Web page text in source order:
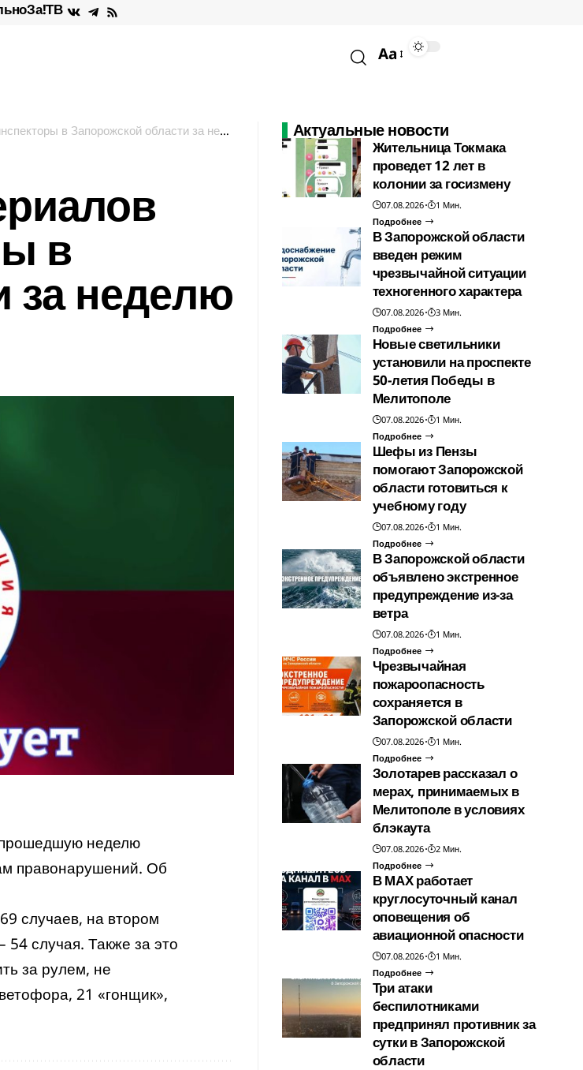
За!ТВ
Aa
в Запорожской области за неделю
в
за неделю
прошедшую неделю
правонарушений. Об
случаев, на втором
случая. Также за это
за рулем, не
21 «гонщик»,
Актуальные новости
Жительница Токмака
проведет 12 лет в
колонии за госизмену
07.08.2026
1 Мин.
Подробнее
В Запорожской области
введен режим
чрезвычайной ситуации
техногенного характера
07.08.2026
3 Мин.
Подробнее
Новые светильники
установили на проспекте
50-летия Победы в
Мелитополе
07.08.2026
1 Мин.
Подробнее
Шефы из Пензы
помогают Запорожской
области готовиться к
учебному году
07.08.2026
1 Мин.
Подробнее
В Запорожской области
объявлено экстренное
предупреждение из-за
ветра
07.08.2026
1 Мин.
Подробнее
Чрезвычайная
пожароопасность
сохраняется в
Запорожской области
07.08.2026
1 Мин.
Подробнее
Золотарев рассказал о
мерах, принимаемых в
Мелитополе в условиях
блэкаута
07.08.2026
2 Мин.
Подробнее
В МАХ работает
круглосуточный канал
оповещения об
авиационной опасности
07.08.2026
1 Мин.
Подробнее
Три атаки
беспилотниками
предпринял противник за
сутки в Запорожской
области